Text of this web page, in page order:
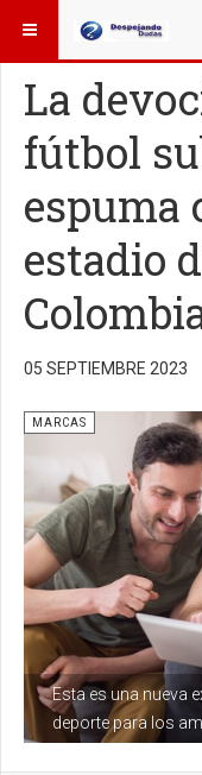
ESTÁ AQUÍ: MARCAS
La
fútbol
espuma
estadio
05 SEPTIEMBRE 2023
Esta es una nueva
deporte para los
MARCAS